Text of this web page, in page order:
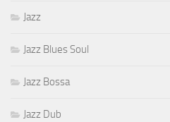
Jazz
Jazz Blues Soul
Jazz Bossa
Jazz Dub